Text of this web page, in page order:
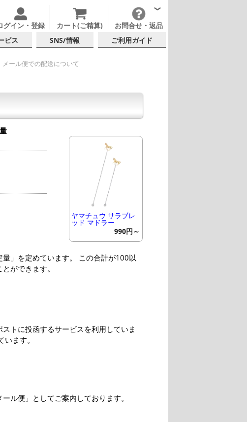
グイン・登録 カート(ご精算) お問合せ・返品
ビス SNS/情報 ご利用ガイド
メール便での配送について
ヤマチュウ サラブレ
ッド マドラー
990円～
」を定めています。 この合計が100以
ができます。
トに投函するサービスを利用していま
ます。
ル便」としてご案内しております。